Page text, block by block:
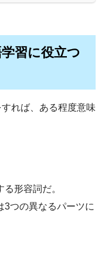
習に役立つ
れば、ある程度意味
形容詞だ。
3つの異なるパーツに